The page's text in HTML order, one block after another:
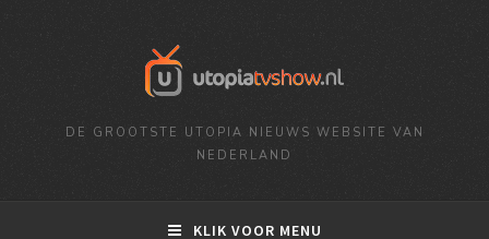
DE GROOTSTE UTOPIA NIEUWS WEBSITE VAN
NEDERLAND
KLIK VOOR MENU